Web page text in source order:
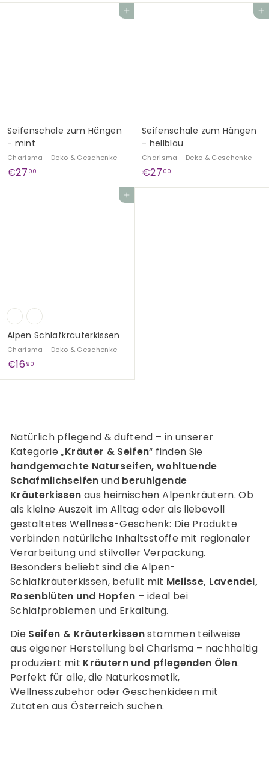
In den Einkaufswagen legen
Seifenschale zum Hängen
- mint
Charisma - Deko & Geschenke
€27 00
2
In den Einkaufswagen legen
Seifenschale zum Hängen
- hellblau
Charisma - Deko & Geschenke
€27 00
2
In den Einkaufswagen legen
Alpen Schlafkräuterkissen
Charisma - Deko & Geschenke
€16 90
1
0
Natürlich pflegend & duftend – in unserer
Kategorie „Kräuter & Seifen“ finden Sie
handgemachte Naturseifen, wohltuende
Schafmilchseifen und beruhigende
Kräuterkissen aus heimischen Alpenkräutern. Ob
als kleine Auszeit im Alltag oder als liebevoll
gestaltetes Wellness-Geschenk: Die Produkte
verbinden natürliche Inhaltsstoffe mit regionaler
Verarbeitung und stilvoller Verpackung.
Besonders beliebt sind die Alpen-
Schlafkräuterkissen, befüllt mit Melisse, Lavendel,
Rosenblüten und Hopfen – ideal bei
Schlafproblemen und Erkältung.
Die Seifen & Kräuterkissenstammen teilweise
aus eigener Herstellung bei Charisma – nachhaltig
produziert mit Kräutern und pflegenden Ölen.
Perfekt für alle, die Naturkosmetik,
Wellnesszubehör oder Geschenkideen mit
Zutaten aus Österreich suchen.